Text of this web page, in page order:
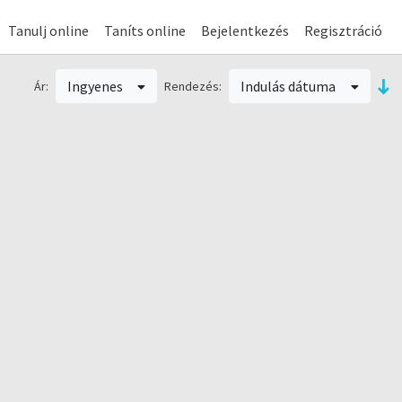
Tanulj online Taníts online Bejelentkezés Regisztráció
Ár: Ingyenes Rendezés: Indulás dátuma